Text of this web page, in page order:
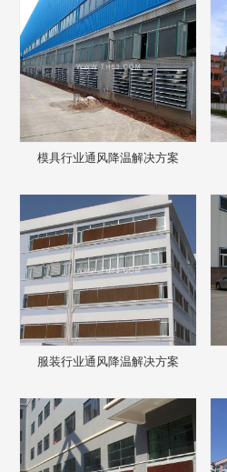
模具行业通风降温解决方案
服装行业通风降温解决方案